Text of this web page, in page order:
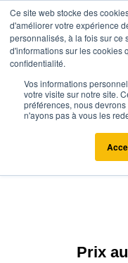
Ce site web stocke des
d'améliorer votre expérience
personnalisés, à la fois sur ce
d'informations sur les cookies
confidentialité.
Vos informations
votre visite sur notre site.
préférences, nous
n'ayons pas à vous les
Agence.immo Prix
Estimation
Prix